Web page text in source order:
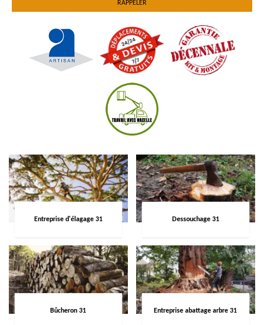
Entreprise d'élagage 31 Dessouchage 31
Bûcheron 31 Entreprise abattage arbre 31